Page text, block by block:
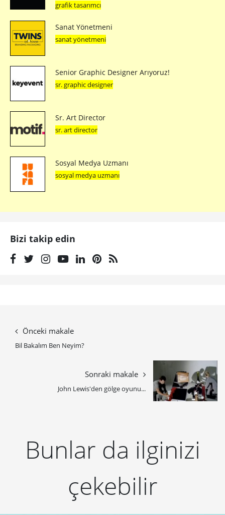
grafik tasarımcı
Sanat Yönetmeni
sanat yönetmeni
Senior Graphic Designer Arıyoruz!
sr. graphic designer
Sr. Art Director
sr. art director
Sosyal Medya Uzmanı
sosyal medya uzmanı
Bizi takip edin
Önceki makale
Bil Bakalım Ben Neyim?
Sonraki makale
John Lewis'den gölge oyunu...
Bunlar da ilginizi
çekebilir